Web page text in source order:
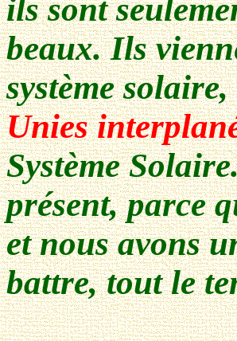
ils sont
beaux. Ils
système
Unies
Système
présent, parce
et nous avons
battre, tout le